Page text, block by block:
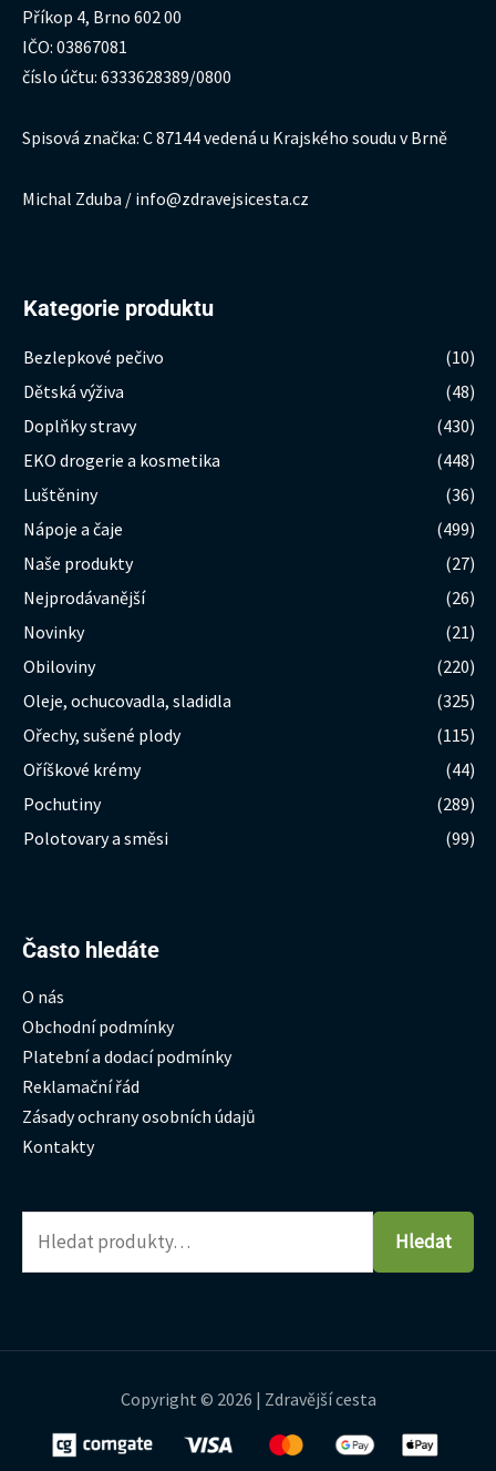
Příkop 4, Brno 602 00
IČO: 03867081
číslo účtu: 6333628389/0800
Spisová značka: C 87144 vedená u Krajského soudu v Brně
Michal Zduba / info@zdravejsicesta.cz
Kategorie produktu
Bezlepkové pečivo
(10)
Dětská výživa
(48)
Doplňky stravy
(430)
EKO drogerie a kosmetika
(448)
Luštěniny
(36)
Nápoje a čaje
(499)
Naše produkty
(27)
Nejprodávanější
(26)
Novinky
(21)
Obiloviny
(220)
Oleje, ochucovadla, sladidla
(325)
Ořechy, sušené plody
(115)
Oříškové krémy
(44)
Pochutiny
(289)
Polotovary a směsi
(99)
Často hledáte
O nás
Obchodní podmínky
Platební a dodací podmínky
Reklamační řád
Zásady ochrany osobních údajů
Kontakty
Hledat:
Hledat
Copyright © 2026 | Zdravější cesta